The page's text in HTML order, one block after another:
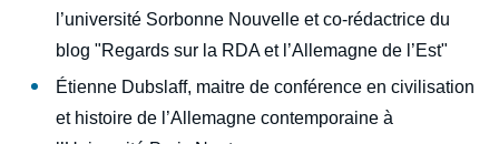
l’université Sorbonne Nouvelle et co-rédactrice du
blog "Regards sur la RDA et l’Allemagne de l’Est"
Étienne Dubslaff, maitre de conférence en civilisation
et histoire de l’Allemagne contemporaine à